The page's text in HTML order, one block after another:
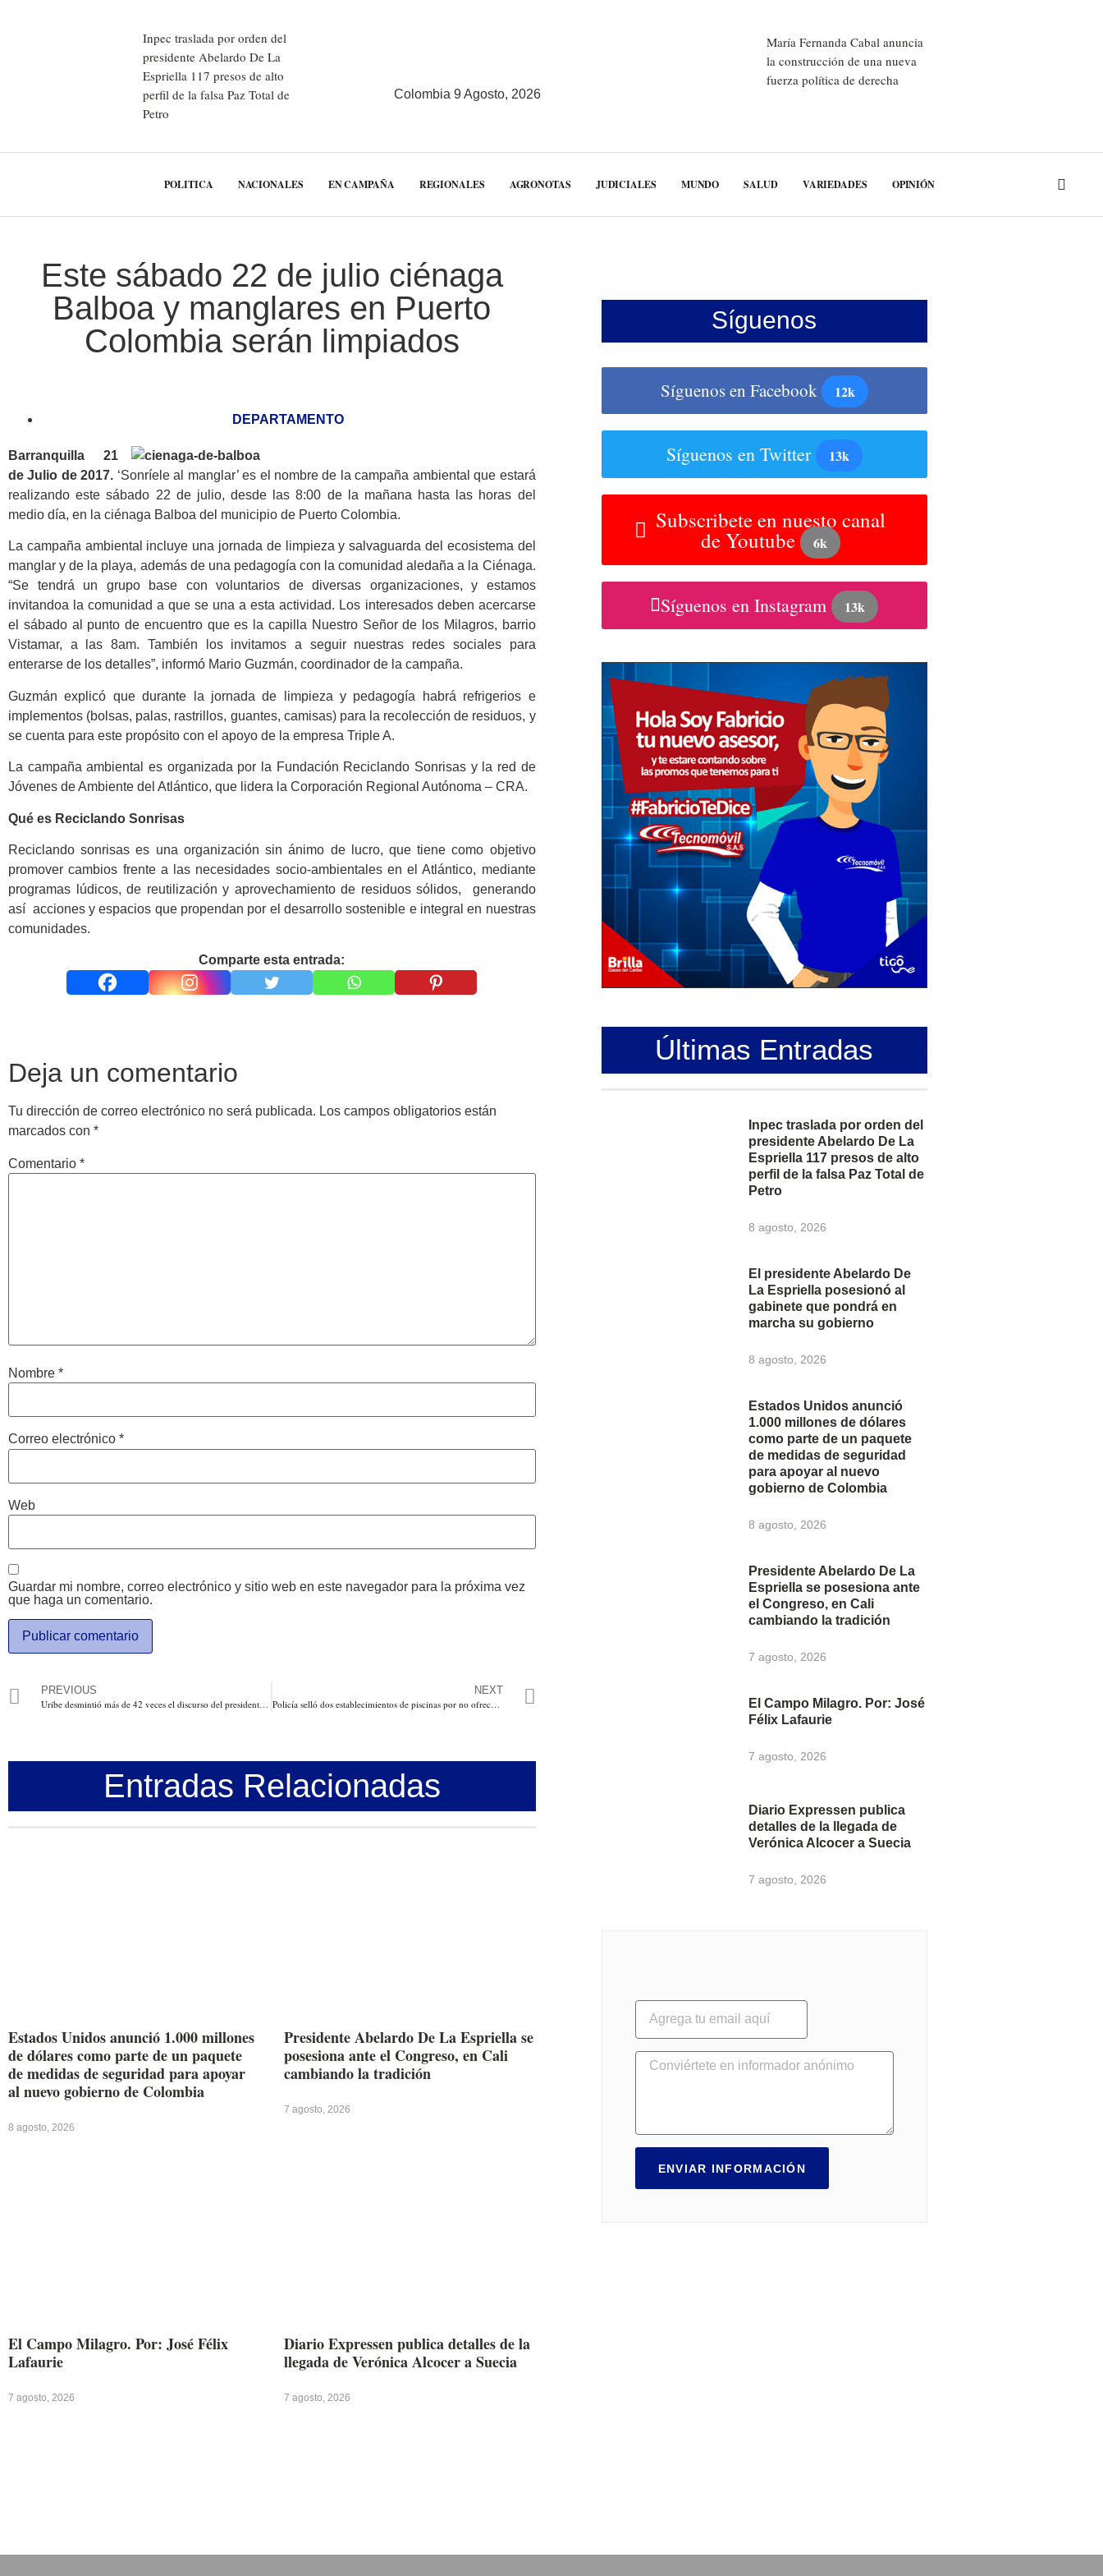
Inpec traslada por orden del
presidente Abelardo De La
Espriella 117 presos de alto
perfil de la falsa Paz Total de
Petro
Colombia 9 Agosto, 2026
María Fernanda Cabal anuncia
la construcción de una nueva
fuerza política de derecha
POLITICA NACIONALES EN CAMPAÑA REGIONALES AGRONOTAS JUDICIALES MUNDO SALUD VARIEDADES OPINIÓN
Este sábado 22 de julio ciénaga
Balboa y manglares en Puerto
Colombia serán limpiados
DEPARTAMENTO
Barranquilla 21
de Julio de 2017. ‘Sonríele al manglar’ es el nombre de la campaña ambiental que estará
realizando este sábado 22 de julio, desde las 8:00 de la mañana hasta las horas del
medio día, en la ciénaga Balboa del municipio de Puerto Colombia.
La campaña ambiental incluye una jornada de limpieza y salvaguarda del ecosistema del
manglar y de la playa, además de una pedagogía con la comunidad aledaña a la Ciénaga.
“Se tendrá un grupo base con voluntarios de diversas organizaciones, y estamos
invitandoa la comunidad a que se una a esta actividad. Los interesados deben acercarse
el sábado al punto de encuentro que es la capilla Nuestro Señor de los Milagros, barrio
Vistamar, a las 8am. También los invitamos a seguir nuestras redes sociales para
enterarse de los detalles”, informó Mario Guzmán, coordinador de la campaña.
Guzmán explicó que durante la jornada de limpieza y pedagogía habrá refrigerios e
implementos (bolsas, palas, rastrillos, guantes, camisas) para la recolección de residuos, y
se cuenta para este propósito con el apoyo de la empresa Triple A.
La campaña ambiental es organizada por la Fundación Reciclando Sonrisas y la red de
Jóvenes de Ambiente del Atlántico, que lidera la Corporación Regional Autónoma – CRA.
Qué es Reciclando Sonrisas
Reciclando sonrisas es una organización sin ánimo de lucro, que tiene como objetivo
promover cambios frente a las necesidades socio-ambientales en el Atlántico, mediante
programas lúdicos, de reutilización y aprovechamiento de residuos sólidos, generando
así acciones y espacios que propendan por el desarrollo sostenible e integral en nuestras
comunidades.
Comparte esta entrada:
Deja un comentario
Tu dirección de correo electrónico no será publicada. Los campos obligatorios están
marcados con *
Comentario *
Nombre *
Correo electrónico *
Web
Guardar mi nombre, correo electrónico y sitio web en este navegador para la próxima vez
que haga un comentario.
PREVIOUS
Uribe desmintió más de 42 veces el discurso del presidente Santos en la instalación del Congreso
NEXT
Policía selló dos establecimientos de piscinas por no ofrecer garantías de seguridad
Entradas Relacionadas
Estados Unidos anunció 1.000 millones
de dólares como parte de un paquete
de medidas de seguridad para apoyar
al nuevo gobierno de Colombia
8 agosto, 2026
Presidente Abelardo De La Espriella se
posesiona ante el Congreso, en Cali
cambiando la tradición
7 agosto, 2026
El Campo Milagro. Por: José Félix
Lafaurie
7 agosto, 2026
Diario Expressen publica detalles de la
llegada de Verónica Alcocer a Suecia
7 agosto, 2026
Síguenos
Síguenos en Facebook 12k
Síguenos en Twitter 13k
Subscribete en nuesto canal
de Youtube 6k
Síguenos en Instagram 13k
Últimas Entradas
Inpec traslada por orden del
presidente Abelardo De La
Espriella 117 presos de alto
perfil de la falsa Paz Total de
Petro
8 agosto, 2026
El presidente Abelardo De
La Espriella posesionó al
gabinete que pondrá en
marcha su gobierno
8 agosto, 2026
Estados Unidos anunció
1.000 millones de dólares
como parte de un paquete
de medidas de seguridad
para apoyar al nuevo
gobierno de Colombia
8 agosto, 2026
Presidente Abelardo De La
Espriella se posesiona ante
el Congreso, en Cali
cambiando la tradición
7 agosto, 2026
El Campo Milagro. Por: José
Félix Lafaurie
7 agosto, 2026
Diario Expressen publica
detalles de la llegada de
Verónica Alcocer a Suecia
7 agosto, 2026
ENVIAR INFORMACIÓN